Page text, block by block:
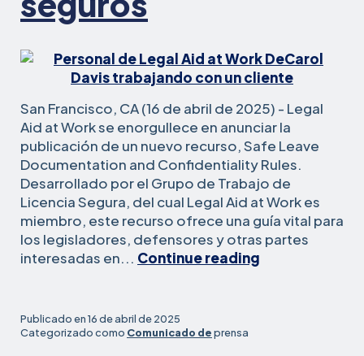
San Francisco, CA (16 de abril de 2025) - Legal
Aid at Work se enorgullece en anunciar la
publicación de un nuevo recurso, Safe Leave
Documentation and Confidentiality Rules.
Desarrollado por el Grupo de Trabajo de
Licencia Segura, del cual Legal Aid at Work es
miembro, este recurso ofrece una guía vital para
los legisladores, defensores y otras partes
interesadas en... Continue reading
Publicado en16 de abril de 2025
Categorizado como Comunicado deprensa